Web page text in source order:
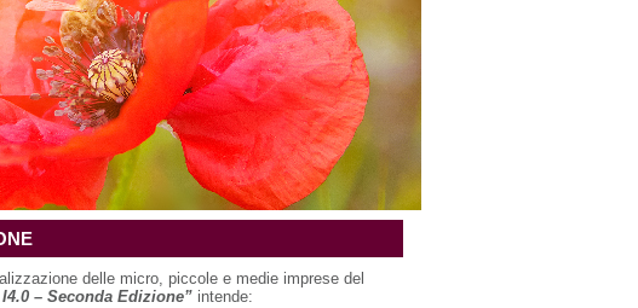
delle micro, piccole e medie imprese del
– Seconda Edizione”intende: